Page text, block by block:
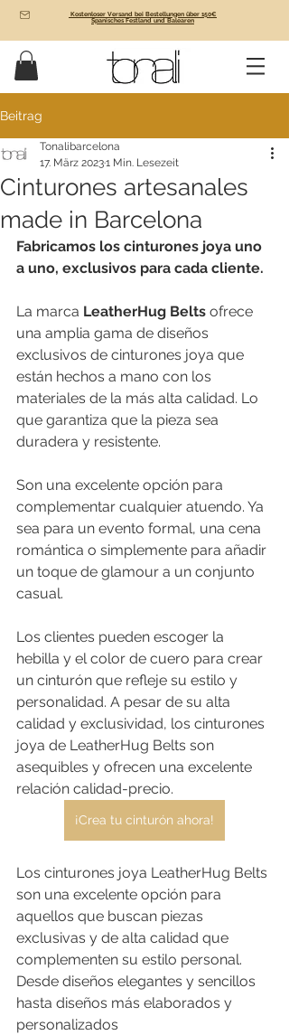
Kostenloser Versand bei Bestellungen über 150€
Spanisches Festland und Balearen
Beitrag
Cinturones artesanales
made in Barcelona
Tonalibarcelona
17. März 20231 Min. Lesezeit
Fabricamos los cinturones joya uno
a uno, exclusivos para cada cliente.
La marca LeatherHug Belts ofrece
una amplia gama de diseños
exclusivos de cinturones joya que
están hechos a mano con los
materiales de la más alta calidad. Lo
que garantiza que la pieza sea
duradera y resistente.
Son una excelente opción para
complementar cualquier atuendo. Ya
sea para un evento formal, una cena
romántica o simplemente para añadir
un toque de glamour a un conjunto
casual.
Los clientes pueden escoger la
hebilla y el color de cuero para crear
un cinturón que refleje su estilo y
personalidad. A pesar de su alta
calidad y exclusividad, los cinturones
joya de LeatherHug Belts son
asequibles y ofrecen una excelente
relación calidad-precio.
¡Crea tu cinturón ahora!
Los cinturones joya LeatherHug Belts
son una excelente opción para
aquellos que buscan piezas
exclusivas y de alta calidad que
complementen su estilo personal.
Desde diseños elegantes y sencillos
hasta diseños más elaborados y
personalizados